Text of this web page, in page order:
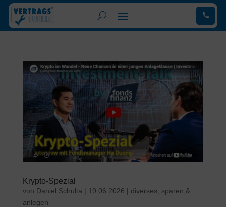
Krypto-Spezial
von Daniel Schulta | 19.06.2026 | diverses
sparen &
anlegen